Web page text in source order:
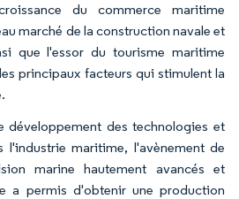
du commerce maritime
marché de la construction navale et
que l'essor du tourisme maritime
principaux facteurs qui stimulent la
développement des technologies et
l'industrie maritime, l'avènement de
marine hautement avancés et
a permis d'obtenir une production